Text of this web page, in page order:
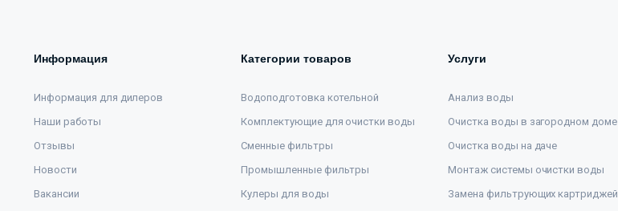
Информация
Информация для дилеров
Наши работы
Отзывы
Новости
Вакансии
Категории товаров
Водоподготовка котельной
Комплектующие для очистки воды
Сменные фильтры
Промышленные фильтры
Кулеры для воды
Услуги
Анализ воды
Очистка воды в загородном доме
Очистка воды на даче
Монтаж системы очистки воды
Замена фильтрующих картриджей